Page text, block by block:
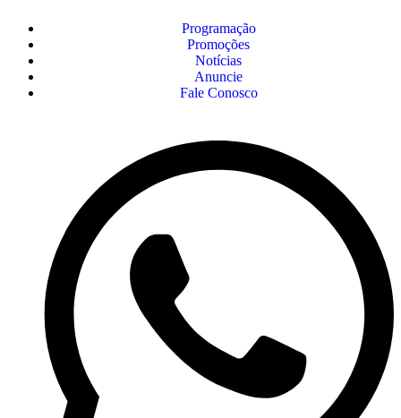
Programação
Promoções
Notícias
Anuncie
Fale Conosco